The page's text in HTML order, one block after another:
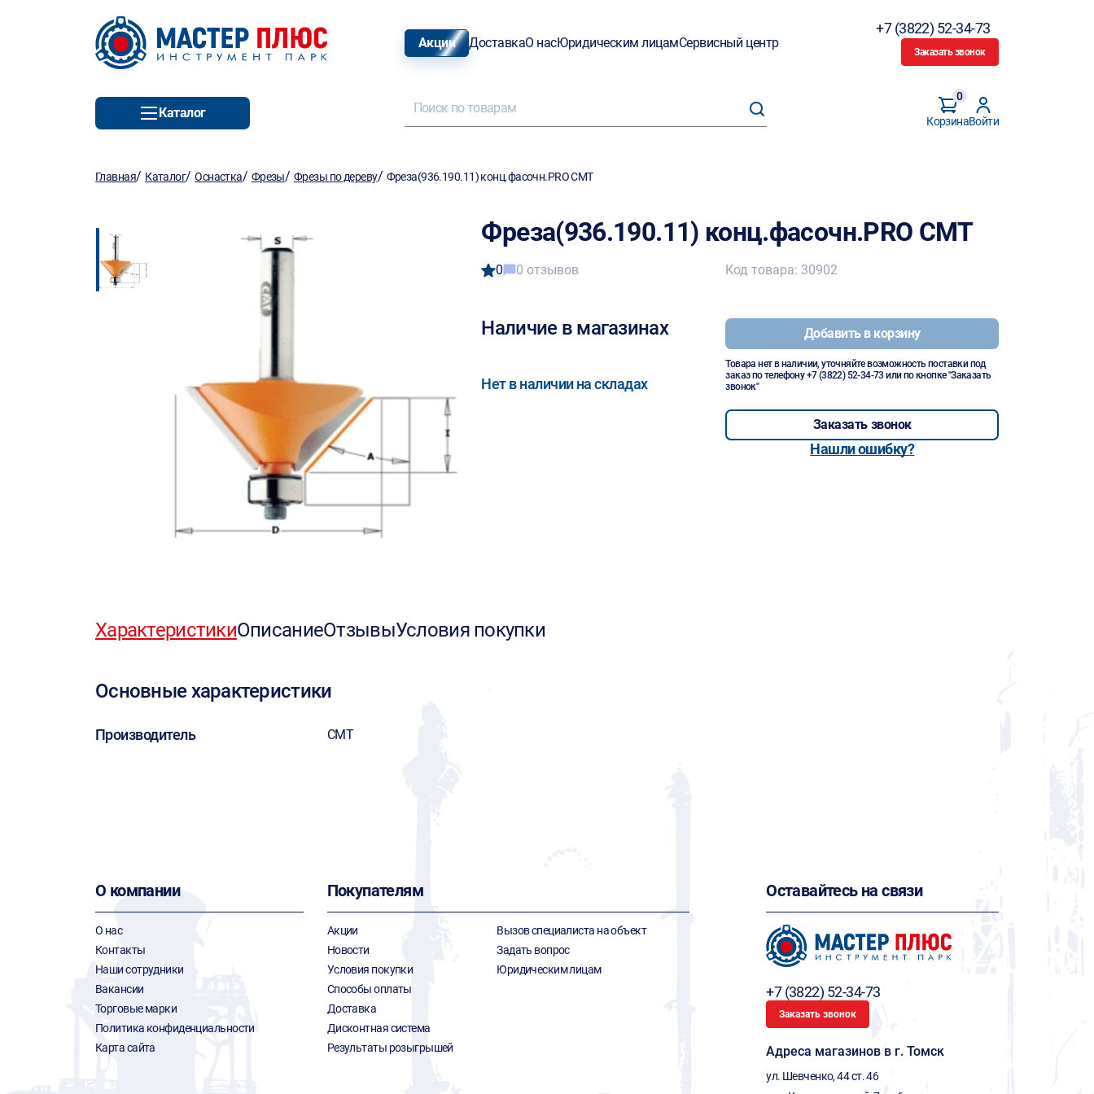
Акции ДоставкаО насЮридическим лицамСервисный центр
+7 (3822) 52-34-73
Заказать звонок
Каталог
Корзина
0
Войти
Главная/ Каталог/Оснастка/ Фрезы/ Фрезы по дереву/ Фреза(936.190.11) конц.фасочн.PRO CMT
Фреза(936.190.11) конц.фасочн.PRO CMT
0 0 отзывов
Наличие в магазинах
Нет в наличии на складах
Код товара: 30902
Добавить в корзину
Товара нет в наличии, уточняйте возможность поставки под
заказ по телефону+7 (3822) 52-34-73 или по кнопке "Заказать
звонок"
Заказать звонок
Нашли ошибку?
ХарактеристикиОписаниеОтзывыУсловия покупки
Основные характеристики
Производитель CMT
О компании
О нас
Контакты
Наши сотрудники
Вакансии
Торговые марки
Политика конфиденциальности
Карта сайта
Покупателям
Акции
Новости
Условия покупки
Способы оплаты
Доставка
Дисконтная система
Результаты розыгрышей
Вызов специалиста на объект
Задать вопрос
Юридическим лицам
Оставайтесь на связи
+7 (3822) 52-34-73
Заказать звонок
Адреса магазинов в г. Томск
ул. Шевченко, 44 ст. 46